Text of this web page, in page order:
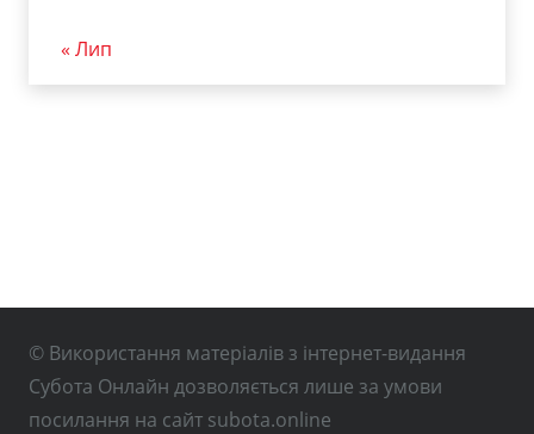
« Лип
© Використання матеріалів з інтернет-видання
Субота Онлайн дозволяється лише за умови
посилання на сайт subota.online